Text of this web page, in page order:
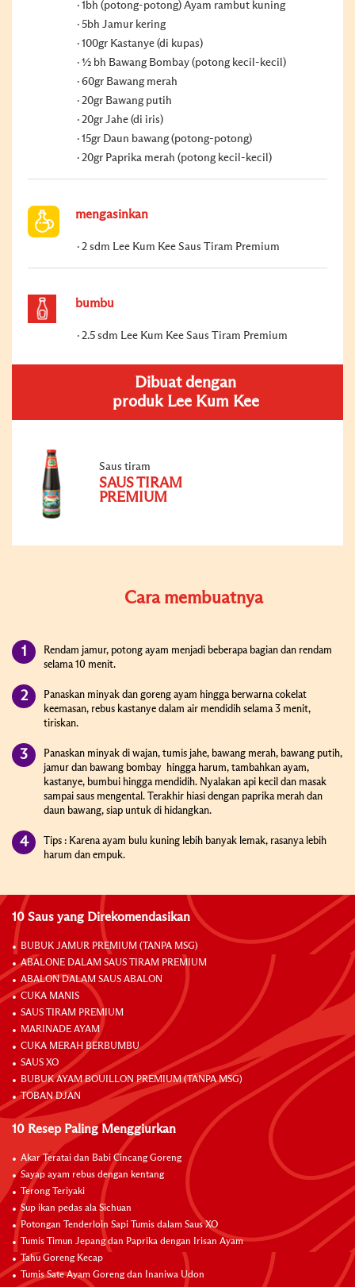
1bh (potong-potong) Ayam rambut kuning
5bh Jamur kering
100gr Kastanye (di kupas)
½ bh Bawang Bombay (potong kecil-kecil)
60gr Bawang merah
20gr Bawang putih
20gr Jahe (di iris)
15gr Daun bawang (potong-potong)
20gr Paprika merah (potong kecil-kecil)
mengasinkan
2 sdm Lee Kum Kee Saus Tiram Premium
bumbu
2.5 sdm Lee Kum Kee Saus Tiram Premium
Dibuat dengan
produk Lee Kum Kee
Saus tiram
SAUS TIRAM
PREMIUM
Cara membuatnya
Rendam jamur, potong ayam menjadi beberapa bagian dan rendam
selama 10 menit.
Panaskan minyak dan goreng ayam hingga berwarna cokelat
keemasan, rebus kastanye dalam air mendidih selama 3 menit,
tiriskan.
Panaskan minyak di wajan, tumis jahe, bawang merah, bawang putih,
jamur dan bawang bombay hingga harum, tambahkan ayam,
kastanye, bumbui hingga mendidih. Nyalakan api kecil dan masak
sampai saus mengental. Terakhir hiasi dengan paprika merah dan
daun bawang, siap untuk di hidangkan.
Tips : Karena ayam bulu kuning lebih banyak lemak, rasanya lebih
harum dan empuk.
10 Saus yang Direkomendasikan
BUBUK JAMUR PREMIUM (TANPA MSG)
ABALONE DALAM SAUS TIRAM PREMIUM
ABALON DALAM SAUS ABALON
CUKA MANIS
SAUS TIRAM PREMIUM
MARINADE AYAM
CUKA MERAH BERBUMBU
SAUS XO
BUBUK AYAM BOUILLON PREMIUM (TANPA MSG)
TOBAN DJAN
10 Resep Paling Menggiurkan
Akar Teratai dan Babi Cincang Goreng
Sayap ayam rebus dengan kentang
Terong Teriyaki
Sup ikan pedas ala Sichuan
Potongan Tenderloin Sapi Tumis dalam Saus XO
Tumis Timun Jepang dan Paprika dengan Irisan Ayam
Tahu Goreng Kecap
Tumis Sate Ayam Goreng dan Inaniwa Udon